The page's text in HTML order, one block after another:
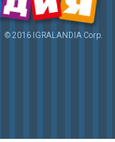
© 2016 IGRALANDIA Corp.